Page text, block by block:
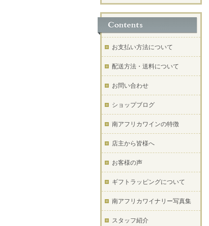
お支払い方法について
配送方法・送料について
お問い合わせ
ショップブログ
南アフリカワインの特徴
店主から皆様へ
お客様の声
ギフトラッピングについて
南アフリカワイナリー写真集
スタッフ紹介